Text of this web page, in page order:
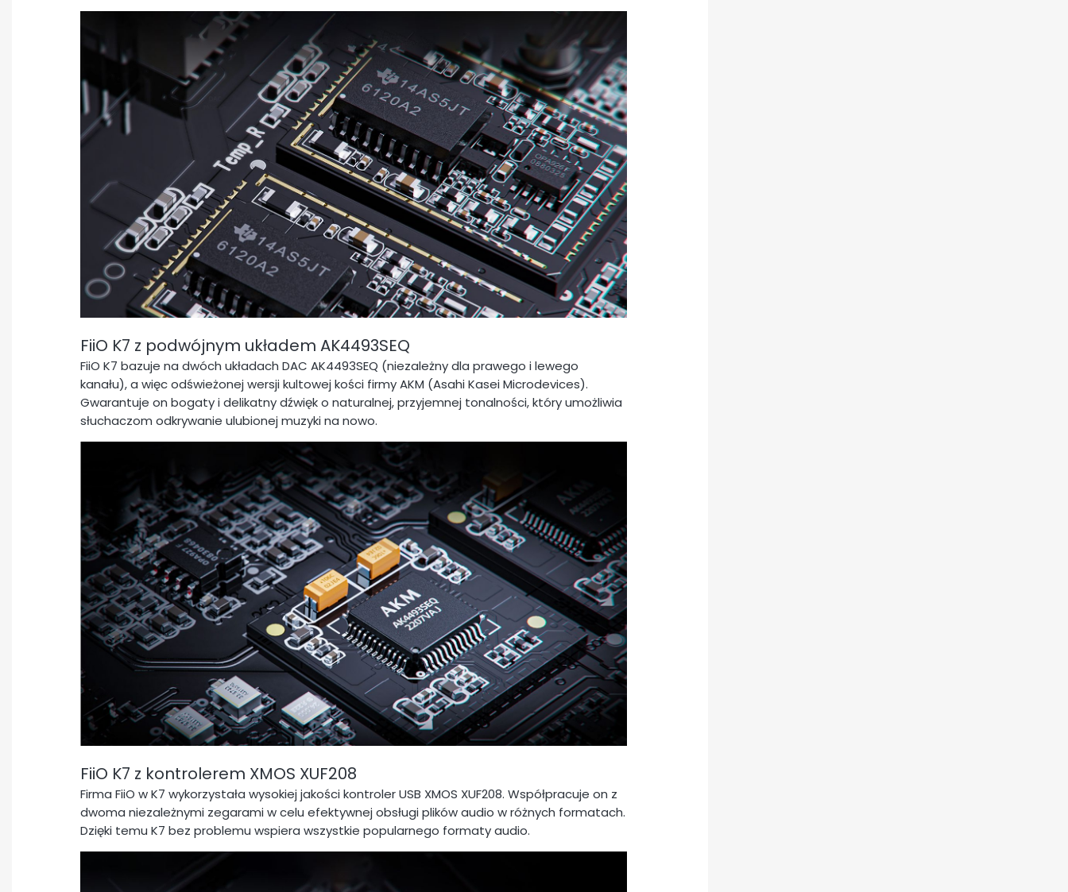
FiiO K7 z podwójnym układem AK4493SEQ
FiiO K7 bazuje na dwóch układach DAC AK4493SEQ (niezależny dla prawego i lewego
kanału), a więc odświeżonej wersji kultowej kości firmy AKM (Asahi Kasei Microdevices).
Gwarantuje on bogaty i delikatny dźwięk o naturalnej, przyjemnej tonalności, który umożliwia
słuchaczom odkrywanie ulubionej muzyki na nowo.
FiiO K7 z kontrolerem XMOS XUF208
Firma FiiO w K7 wykorzystała wysokiej jakości kontroler USB XMOS XUF208. Współpracuje on z
dwoma niezależnymi zegarami w celu efektywnej obsługi plików audio w różnych formatach.
Dzięki temu K7 bez problemu wspiera wszystkie popularnego formaty audio.